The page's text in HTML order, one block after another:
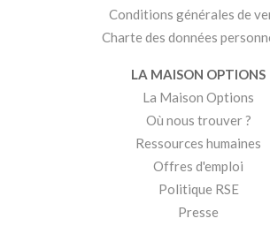
Conditions générales de
Charte des données
LA MAISON OPTIONS
La Maison Options
Où nous trouver ?
Ressources humaines
Offres d'emploi
Politique RSE
Presse